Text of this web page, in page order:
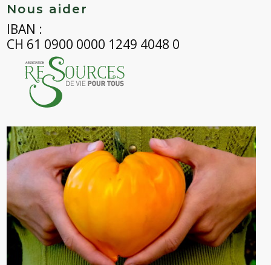
Nous aider
IBAN :
CH 61 0900 0000 1249 4048 0